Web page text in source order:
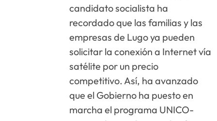
candidato socialista ha
recordado que las familias y las
empresas de Lugo ya pueden
solicitar la conexión a Internet vía
satélite por un precio
competitivo. Así, ha avanzado
que el Gobierno ha puesto en
marcha el programa UNICO-